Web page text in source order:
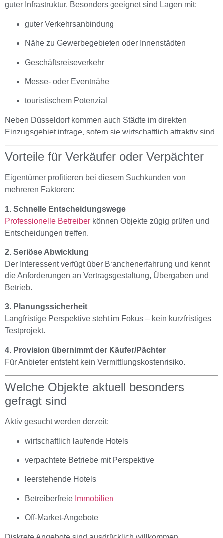
guter Infrastruktur. Besonders geeignet sind Lagen mit:
guter Verkehrsanbindung
Nähe zu Gewerbegebieten oder Innenstädten
Geschäftsreiseverkehr
Messe- oder Eventnähe
touristischem Potenzial
Neben Düsseldorf kommen auch Städte im direkten
Einzugsgebiet infrage, sofern sie wirtschaftlich attraktiv sind.
Vorteile für Verkäufer oder Verpächter
Eigentümer profitieren bei diesem Suchkunden von
mehreren Faktoren:
1. Schnelle Entscheidungswege
Professionelle Betreiber können Objekte zügig prüfen und
Entscheidungen treffen.
2. Seriöse Abwicklung
Der Interessent verfügt über Branchenerfahrung und kennt
die Anforderungen an Vertragsgestaltung, Übergaben und
Betrieb.
3. Planungssicherheit
Langfristige Perspektive steht im Fokus – kein kurzfristiges
Testprojekt.
4. Provision übernimmt der Käufer/Pächter
Für Anbieter entsteht kein Vermittlungskostenrisiko.
Welche Objekte aktuell besonders
gefragt sind
Aktiv gesucht werden derzeit:
wirtschaftlich laufende Hotels
verpachtete Betriebe mit Perspektive
leerstehende Hotels
Betreiberfreie Immobilien
Off-Market-Angebote